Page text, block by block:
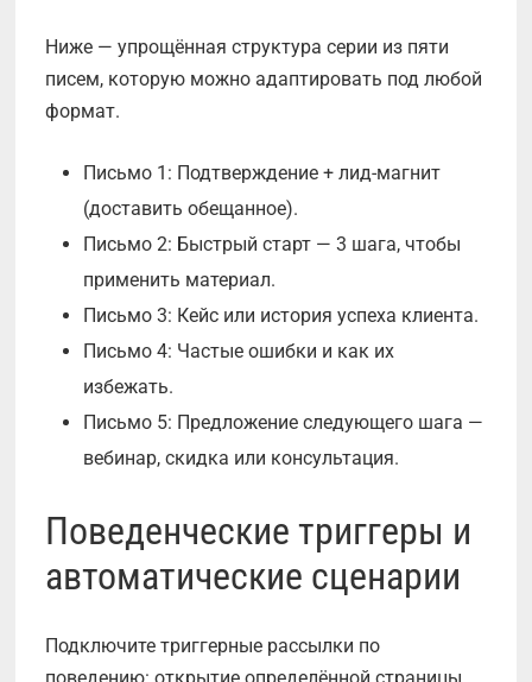
Ниже — упрощённая структура серии из пяти
писем, которую можно адаптировать под любой
формат.
Письмо 1: Подтверждение + лид-магнит
(доставить обещанное).
Письмо 2: Быстрый старт — 3 шага, чтобы
применить материал.
Письмо 3: Кейc или история успеха клиента.
Письмо 4: Частые ошибки и как их
избежать.
Письмо 5: Предложение следующего шага —
вебинар, скидка или консультация.
Поведенческие триггеры и
автоматические сценарии
Подключите триггерные рассылки по